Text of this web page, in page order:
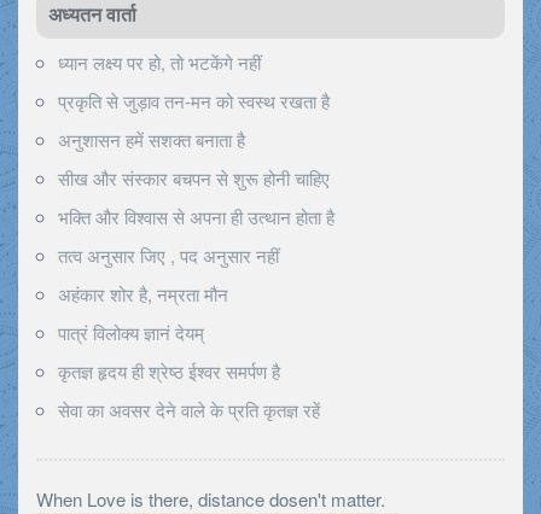
अध्यतन वार्ता
ध्यान लक्ष्य पर हो, तो भटकेंगे नहीं
प्रकृति से जुड़ाव तन-मन को स्वस्थ रखता है
अनुशासन हमें सशक्त बनाता है
सीख और संस्कार बचपन से शुरू होनी चाहिए
भक्ति और विश्वास से अपना ही उत्थान होता है
तत्व अनुसार जिए , पद अनुसार नहीं
अहंकार शोर है, नम्रता मौन
पात्रं विलोक्य ज्ञानं देयम्
कृतज्ञ हृदय ही श्रेष्ठ ईश्वर समर्पण है
सेवा का अवसर देने वाले के प्रति कृतज्ञ रहें
When Love is there, distance dosen't matter.